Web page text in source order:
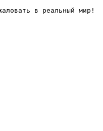
в реальный мир!